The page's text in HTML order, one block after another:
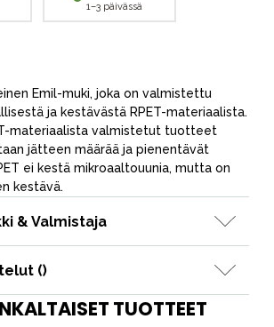
1–3 päivässä
Emil-muki, joka on valmistettu
ja kestävästä RPET-materiaalista.
materiaalista valmistetut tuotteet
jätteen määrää ja pienentävät
ei kestä mikroaaltouunia, mutta on
kestävä.
& Valmistaja
()
TUOTTEET